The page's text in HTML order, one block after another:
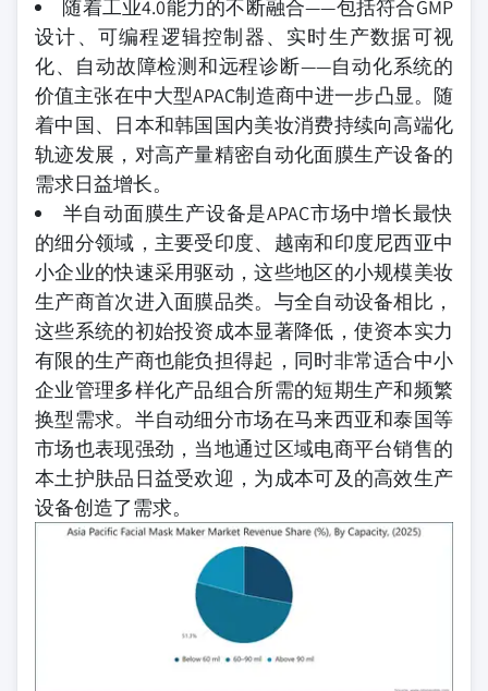
随着工业4.0能力的不断融合——包括符合GMP
设计、可编程逻辑控制器、实时生产数据可视
化、自动故障检测和远程诊断——自动化系统的
价值主张在中大型APAC制造商中进一步凸显。随
着中国、日本和韩国国内美妆消费持续向高端化
轨迹发展，对高产量精密自动化面膜生产设备的
需求日益增长。
半自动面膜生产设备是APAC市场中增长最快
的细分领域，主要受印度、越南和印度尼西亚中
小企业的快速采用驱动，这些地区的小规模美妆
生产商首次进入面膜品类。与全自动设备相比，
这些系统的初始投资成本显著降低，使资本实力
有限的生产商也能负担得起，同时非常适合中小
企业管理多样化产品组合所需的短期生产和频繁
换型需求。半自动细分市场在马来西亚和泰国等
市场也表现强劲，当地通过区域电商平台销售的
本土护肤品日益受欢迎，为成本可及的高效生产
设备创造了需求。